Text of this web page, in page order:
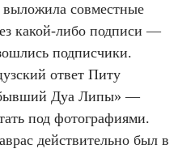
совместные
какой-либо подписи —
подписчики.
ответ Питу
Дуа Липы» —
под фотографиями.
действительно был в